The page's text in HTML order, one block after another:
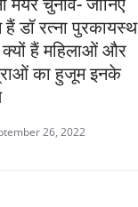
डॉ रत्ना पुरकायस्थ
हैं महिलाओं और
का हुजूम इनके
26, 2022